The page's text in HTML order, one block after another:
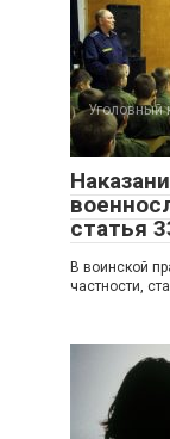
Уголовный
статья
В воинской
частности,